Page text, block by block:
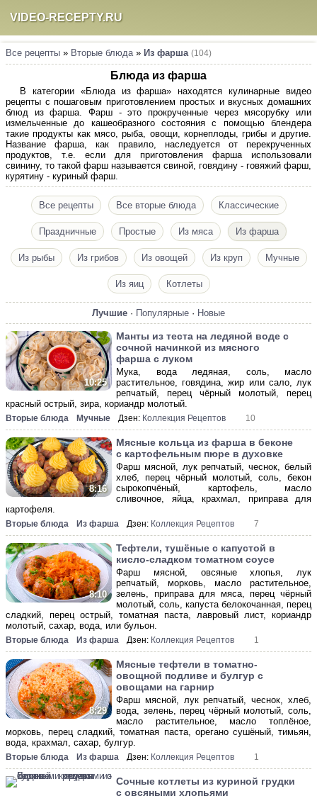
VIDEO-RECEPTY.RU
Все рецепты » Вторые блюда» Из фарша (104)
Блюда из фарша
В категории «Блюда из фарша» находятся кулинарные видео
рецепты с пошаговым приготовлением простых и вкусных домашних
блюд из фарша. Фарш - это прокрученные через мясорубку или
измельченные до кашеобразного состояния с помощью блендера
такие продукты как мясо, рыба, овощи, корнеплоды, грибы и другие.
Название фарша, как правило, наследуется от перекрученных
продуктов, т.е. если для приготовления фарша использовали
свинину, то такой фарш называется свиной, говядину - говяжий фарш,
курятину - куриный фарш.
Все рецепты Все вторые блюда Классические
Праздничные Простые Из мяса Из фарша
Из рыбы Из грибов Из овощей Из круп Мучные
Из яиц Котлеты
Лучшие · Популярные · Новые
10:25
Манты из теста на ледяной воде с
сочной начинкой из мясного
фарша с луком
Мука, вода ледяная, соль, масло
растительное, говядина, жир или сало, лук
репчатый, перец чёрный молотый, перец
красный острый, зира, кориандр молотый.
Вторые блюда Мучные Дзен: Коллекция Рецептов 10
8:16
Мясные кольца из фарша в беконе
с картофельным пюре в духовке
Фарш мясной, лук репчатый, чеснок, белый
хлеб, перец чёрный молотый, соль, бекон
сырокопчёный, картофель, масло
сливочное, яйца, крахмал, приправа для
картофеля.
Вторые блюда Из фарша Дзен: Коллекция Рецептов 7
8:10
Тефтели, тушёные с капустой в
кисло-сладком томатном соусе
Фарш мясной, овсяные хлопья, лук
репчатый, морковь, масло растительное,
зелень, приправа для мяса, перец чёрный
молотый, соль, капуста белокочанная, перец
сладкий, перец острый, томатная паста, лавровый лист, кориандр
молотый, сахар, вода, или бульон.
Вторые блюда Из фарша Дзен: Коллекция Рецептов 1
8:29
Мясные тефтели в томатно-
овощной подливе и булгур с
овощами на гарнир
Фарш мясной, лук репчатый, чеснок, хлеб,
вода, зелень, перец чёрный молотый, соль,
масло растительное, масло топлёное,
морковь, перец сладкий, томатная паста, орегано сушёный, тимьян,
вода, крахмал, сахар, булгур.
Вторые блюда Из фарша Дзен: Коллекция Рецептов 1
Сочные котлеты из куриной грудки
с овсяными хлопьями